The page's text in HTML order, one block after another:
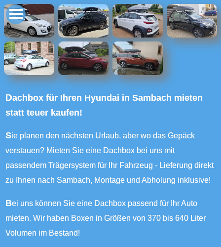
Dachbox für Ihren Hyundai in Sambach mieten
statt teuer kaufen!
Sie planen den nächsten Urlaub, aber wo das Gepäck
verstauen? Mieten Sie eine Dachbox bei uns mit
passendem Trägersystem für Ihr Fahrzeug - Lieferung direkt
zu Ihnen nach Sambach, Montage und Abholung inklusive!
Bei uns können Sie eine Dachbox passend für Ihr Auto
mieten. Wir haben Boxen in Größen von 370 bis 640 Liter
Volumen im Bestand!